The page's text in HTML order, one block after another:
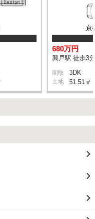
京
680万円
興戸駅 徒歩3分
間取 3DK
土地 51.51㎡